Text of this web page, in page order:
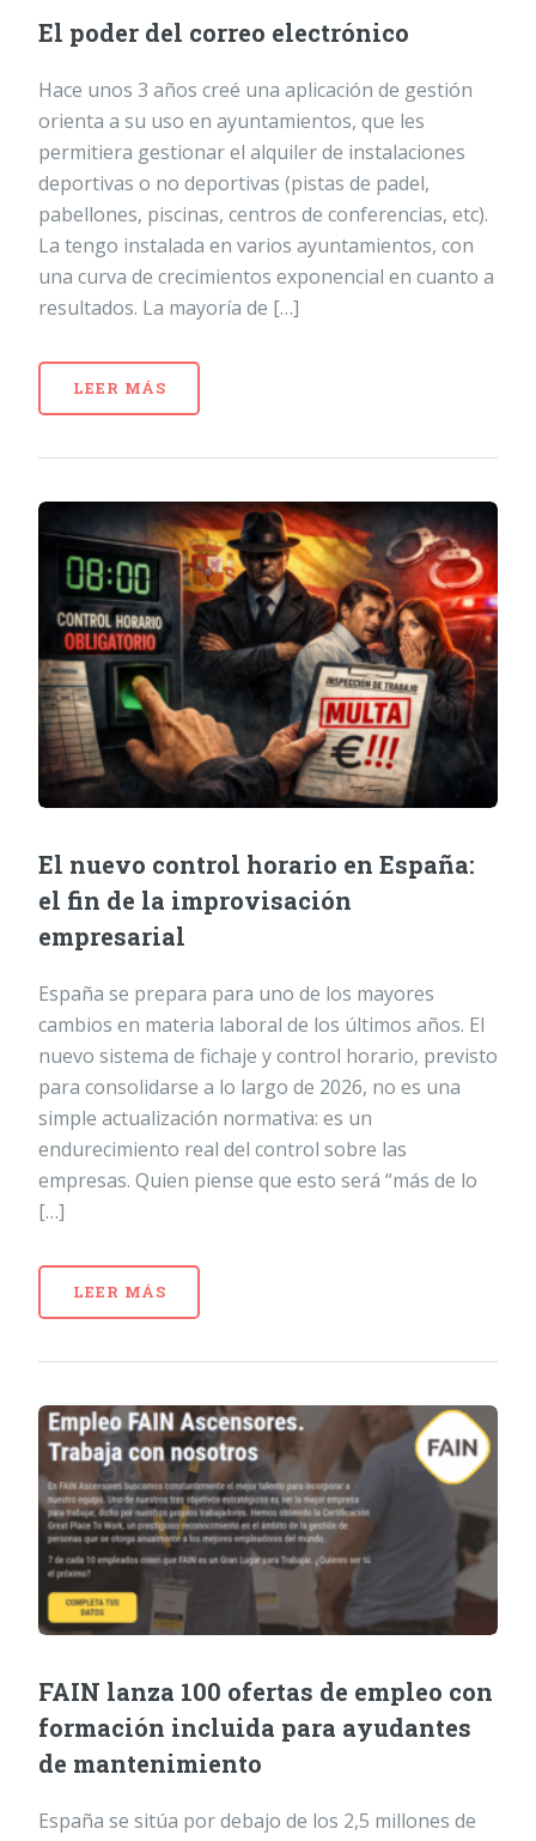
El poder del correo electrónico
Hace unos 3 años creé una aplicación de gestión
orienta a su uso en ayuntamientos, que les
permitiera gestionar el alquiler de instalaciones
deportivas o no deportivas (pistas de padel,
pabellones, piscinas, centros de conferencias, etc).
La tengo instalada en varios ayuntamientos, con
una curva de crecimientos exponencial en cuanto a
resultados. La mayoría de […]
LEER MÁS
El nuevo control horario en España:
el fin de la improvisación
empresarial
España se prepara para uno de los mayores
cambios en materia laboral de los últimos años. El
nuevo sistema de fichaje y control horario, previsto
para consolidarse a lo largo de 2026, no es una
simple actualización normativa: es un
endurecimiento real del control sobre las
empresas. Quien piense que esto será “más de lo
[…]
LEER MÁS
FAIN lanza 100 ofertas de empleo con
formación incluida para ayudantes
de mantenimiento
España se sitúa por debajo de los 2,5 millones de